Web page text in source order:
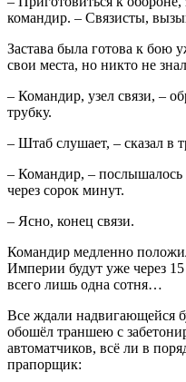
командир. – Связисты,
Застава была готова к бою
свои места, но никто не
– Командир, узел связи, –
трубку.
– Штаб слушает, – сказал в
– Командир, – послышалось
через сорок минут.
– Ясно, конец связи.
Командир медленно
Империи будут уже через
всего лишь одна сотня…
Все ждали надвигающейся
обошёл траншею с
автоматчиков, всё ли в
прапорщик: